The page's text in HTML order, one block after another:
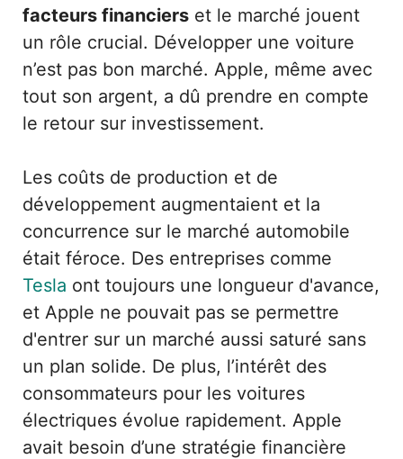
facteurs financiers et le marché jouent
un rôle crucial. Développer une voiture
n’est pas bon marché. Apple, même avec
tout son argent, a dû prendre en compte
le retour sur investissement.
Les coûts de production et de
développement augmentaient et la
concurrence sur le marché automobile
était féroce. Des entreprises comme
Tesla ont toujours une longueur d'avance,
et Apple ne pouvait pas se permettre
d'entrer sur un marché aussi saturé sans
un plan solide. De plus, l’intérêt des
consommateurs pour les voitures
électriques évolue rapidement. Apple
avait besoin d’une stratégie financière